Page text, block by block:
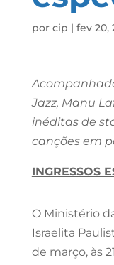
por cip | fev 20,
Jazz, Manu
inéditas de
canções em
INGRESSOS
O Ministério
Israelita
de março, às